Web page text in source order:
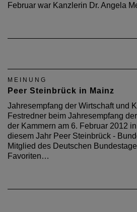
Februar war Kanzlerin Dr. Angela
MEINUNG
Peer Steinbrück in Mainz
Jahresempfang der Wirtschaft und
Festredner beim Jahresempfang
der Kammern am 6. Februar 2012
diesem Jahr Peer Steinbrück -
Mitglied des Deutschen
Favoriten…